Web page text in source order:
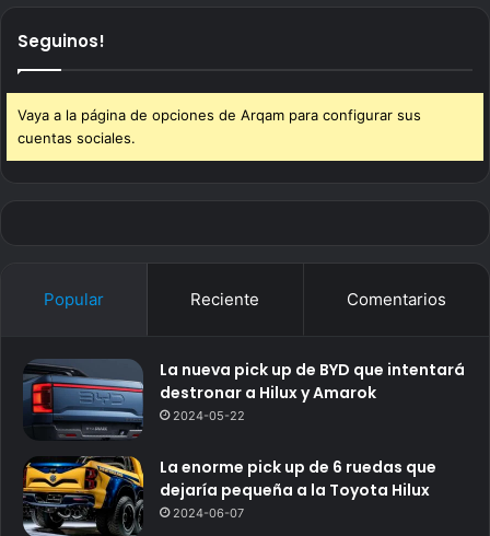
Seguinos!
Vaya a la página de opciones de Arqam para configurar sus
cuentas sociales.
Popular Reciente Comentarios
La nueva pick up de BYD que intentará
destronar a Hilux y Amarok
2024-05-22
La enorme pick up de 6 ruedas que
dejaría pequeña a la Toyota Hilux
2024-06-07